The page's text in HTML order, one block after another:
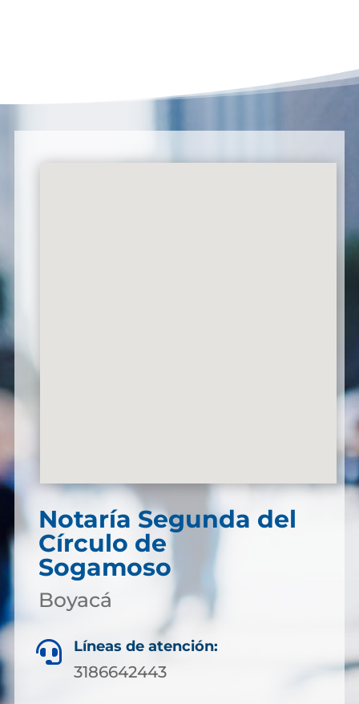
Notaría Segunda del
Círculo de
Sogamoso
Boyacá
 Líneas de atención:
3186642443